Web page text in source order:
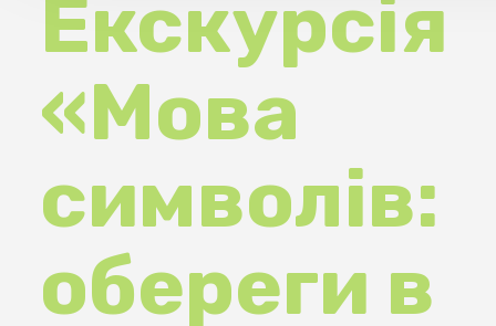
символів:
обереги в
традиціях
Закарпаття»